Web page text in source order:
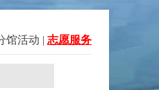
馆活动 | 志愿服务